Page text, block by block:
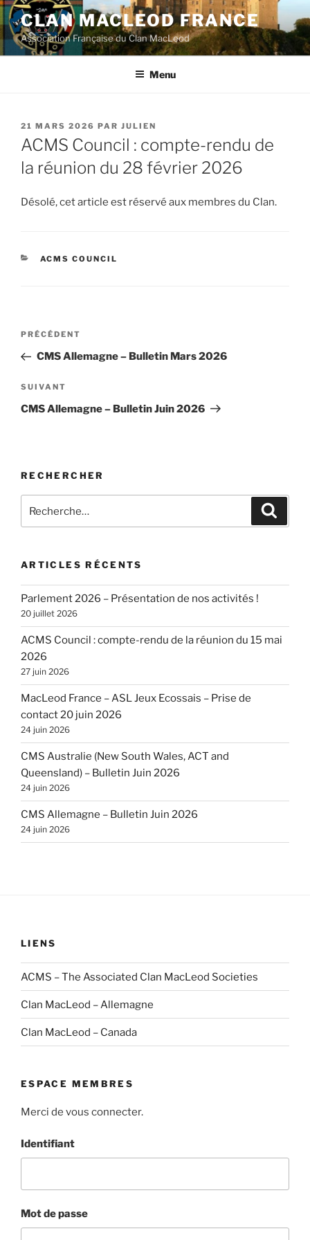
Aller
au
contenu
principal
CLAN MACLEOD FRANCE
Association Française du Clan MacLeod
Menu
PUBLIÉ
LE
21 MARS 2026 PAR JULIEN
ACMS Council : compte-rendu de
la réunion du 28 février 2026
Désolé, cet article est réservé aux membres du Clan.
CATÉGORIES
ACMS COUNCIL
Navigation
l’article
Article
précédent
PRÉCÉDENT
CMS Allemagne – Bulletin Mars 2026
Article
suivant
SUIVANT
CMS Allemagne – Bulletin Juin 2026
RECHERCHER
pour
ARTICLES RÉCENTS
Parlement 2026 – Présentation de nos activités !
20 juillet 2026
ACMS Council : compte-rendu de la réunion du 15 mai
2026
27 juin 2026
MacLeod France – ASL Jeux Ecossais – Prise de
contact 20 juin 2026
24 juin 2026
CMS Australie (New South Wales, ACT and
Queensland) – Bulletin Juin 2026
24 juin 2026
CMS Allemagne – Bulletin Juin 2026
24 juin 2026
LIENS
ACMS – The Associated Clan MacLeod Societies
Clan MacLeod – Allemagne
Clan MacLeod – Canada
ESPACE MEMBRES
Merci de vous connecter.
Identifiant
Mot de passe